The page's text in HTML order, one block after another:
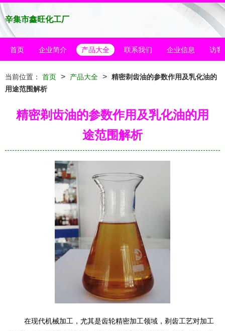
辛集市鑫旺化工厂
首页 企业简介 产品大全 联系我们 企业信息 访客
当前位置： 首页 > 产品大全 > 精密剃齿油的参数作用及乳化油的
用途范围解析
精密剃齿油的参数作用及乳化油的用
途范围解析
在现代机械加工，尤其是齿轮精密加工领域，剃齿工艺对加工